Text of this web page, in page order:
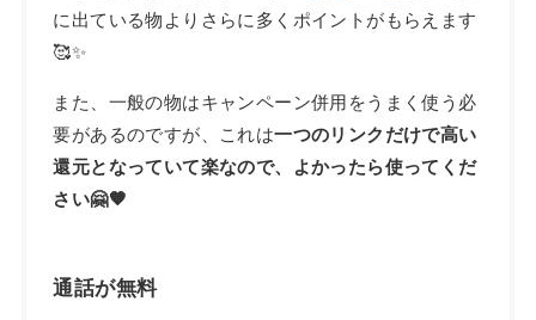
に出ている物よりさらに多くポイントがもらえます
🥰✨
また、一般の物はキャンペーン併用をうまく使う必
要があるのですが、これは一つのリンクだけで高い
還元となっていて楽なので、よかったら使ってくだ
さい🤗🧡
通話が無料